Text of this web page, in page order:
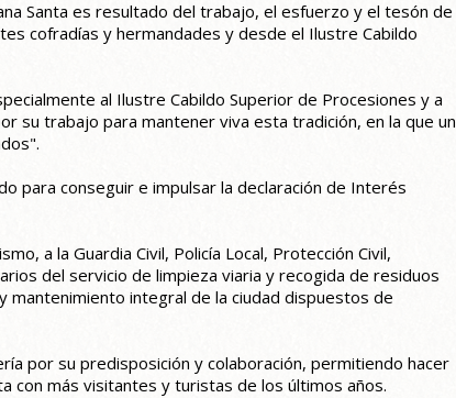
Santa es resultado del trabajo, el esfuerzo y el tesón de
cofradías y hermandades y desde el Ilustre Cabildo
al Ilustre Cabildo Superior de Procesiones y a
su trabajo para mantener viva esta tradición, en la que un
para conseguir e impulsar la declaración de Interés
a la Guardia Civil, Policía Local, Protección Civil,
del servicio de limpieza viaria y recogida de residuos
integral de la ciudad dispuestos de
por su predisposición y colaboración, permitiendo hacer
con más visitantes y turistas de los últimos años.